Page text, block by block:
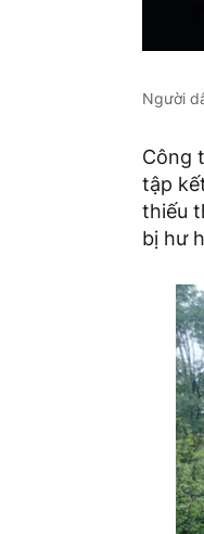
Người
Công
tập
thiếu
bị hư